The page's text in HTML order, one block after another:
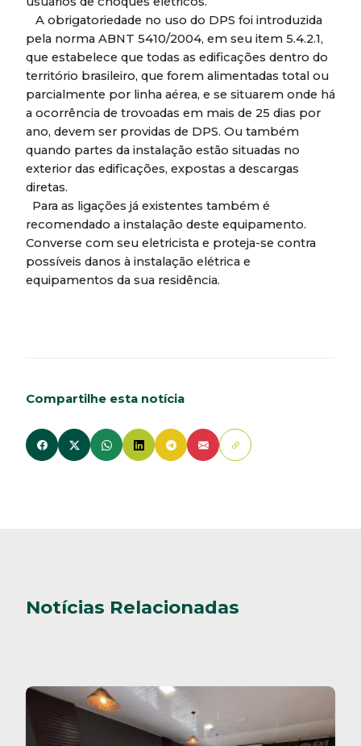
A obrigatoriedade no uso do DPS foi introduzida
pela norma ABNT 5410/2004, em seu item 5.4.2.1,
que estabelece que todas as edificações dentro do
território brasileiro, que forem alimentadas total ou
parcialmente por linha aérea, e se situarem onde há
a ocorrência de trovoadas em mais de 25 dias por
ano, devem ser providas de DPS. Ou também
quando partes da instalação estão situadas no
exterior das edificações, expostas a descargas
diretas.
Para as ligações já existentes também é
recomendado a instalação deste equipamento.
Converse com seu eletricista e proteja-se contra
possíveis danos à instalação elétrica e
equipamentos da sua residência.
Compartilhe esta notícia
Notícias Relacionadas